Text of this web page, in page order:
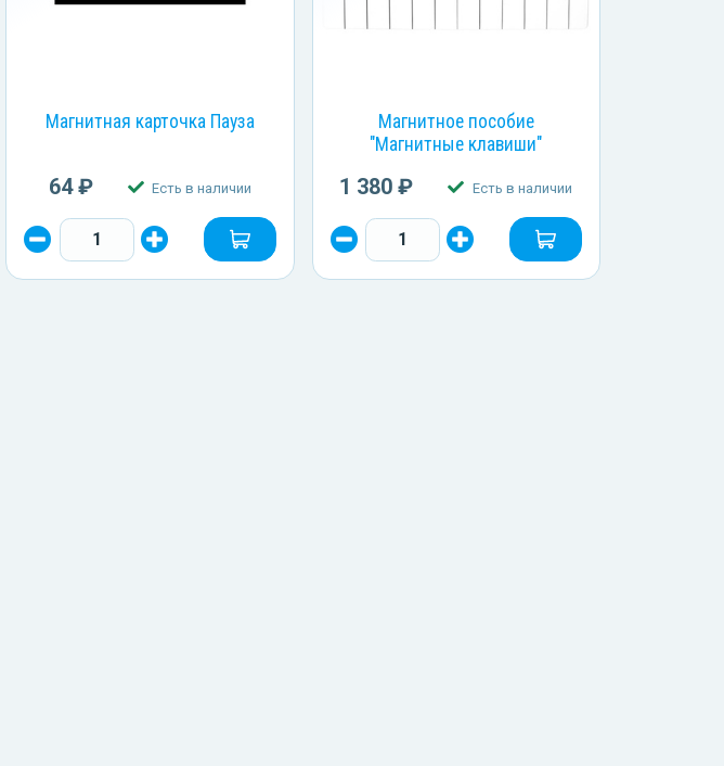
Магнитная карточка Пауза
64 ₽ Есть в наличии
Магнитное пособие
"Магнитные клавиши"
1 380 ₽ Есть в наличии